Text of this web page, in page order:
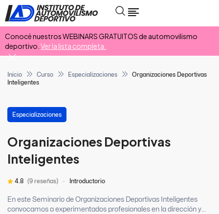
Conocé nuestros WEBINARS GRATUITOS de automovilismo
deportivo. Ver la lista completa.
Inicio Curso Especializaciones
Organizaciones Deportivas
Inteligentes
Especializaciones
Organizaciones Deportivas
Inteligentes
4.8 (9 reseñas) Introductorio
En este Seminario de Organizaciones Deportivas Inteligentes
convocamos a experimentados profesionales en la dirección y